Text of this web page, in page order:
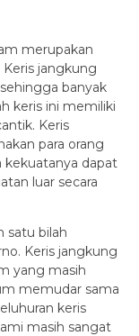
merupakan
jangkung
banyak
keris ini memiliki
Keris
para orang
kekuatanya dapat
luar secara
satu bilah
Keris jangkung
yang masih
memudar sama
keris
masih sangat